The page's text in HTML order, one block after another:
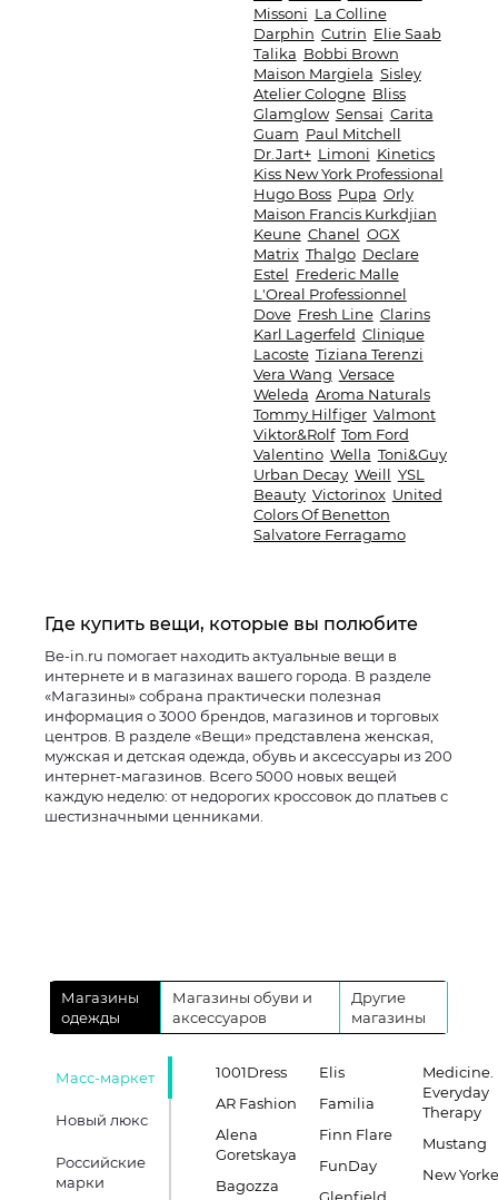
Missoni La Colline
Darphin Cutrin Elie Saab
Talika Bobbi Brown
Maison Margiela Sisley
Atelier Cologne Bliss
Glamglow Sensai Carita
Guam Paul Mitchell
Dr.Jart+ Limoni Kinetics
Kiss New York Professional
Hugo Boss Pupa Orly
Maison Francis Kurkdjian
Keune Chanel OGX
Matrix Thalgo Declare
Estel Frederic Malle
L'Oreal Professionnel
Dove Fresh Line Clarins
Karl Lagerfeld Clinique
Lacoste Tiziana Terenzi
Vera Wang Versace
Weleda Aroma Naturals
Tommy Hilfiger Valmont
Viktor&Rolf Tom Ford
Valentino Wella Toni&Guy
Urban Decay Weill YSL
Beauty Victorinox United
Colors Of Benetton
Salvatore Ferragamo
Где купить вещи, которые вы полюбите
Be-in.ru помогает находить актуальные вещи в
интернете и в магазинах вашего города. В разделе
«Магазины» собрана практически полезная
информация о 3000 брендов, магазинов и торговых
центров. В разделе «Вещи» представлена женская,
мужская и детская одежда, обувь и аксессуары из 200
интернет-магазинов. Всего 5000 новых вещей
каждую неделю: от недорогих кроссовок до платьев с
шестизначными ценниками.
Магазины
одежды
Магазины обуви и
аксессуаров
Другие
магазины
Масс-маркет
Новый люкс
Российские
марки
1001Dress
AR Fashion
Alena
Goretskaya
Bagozza
Elis
Familia
Finn Flare
FunDay
Medicine.
Everyday
Therapy
Mustang
New